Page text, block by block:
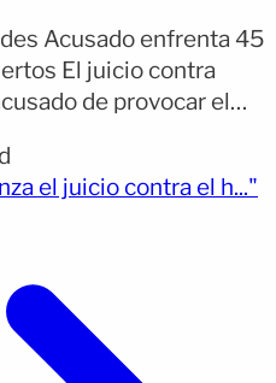
Acusado enfrenta 45
El juicio contra
de provocar el
comenzó este lunes con
jurado. La fiscalía
el juicio contra el h..."